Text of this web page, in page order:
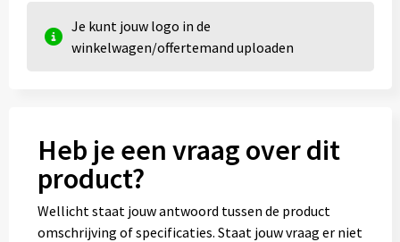
Je kunt jouw logo in de
winkelwagen/offertemand uploaden
Heb je een vraag over dit
product?
Wellicht staat jouw antwoord tussen de product
omschrijving of specificaties. Staat jouw vraag er niet